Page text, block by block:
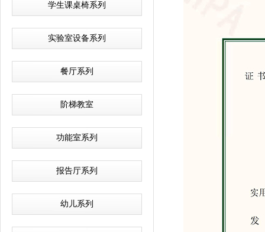
学生课桌椅系列
实验室设备系列
餐厅系列
阶梯教室
功能室系列
报告厅系列
幼儿系列